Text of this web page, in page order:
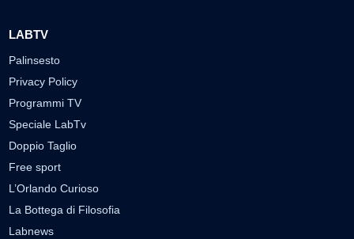
LABTV
Palinsesto
Privacy Policy
Programmi TV
Speciale LabTv
Doppio Taglio
Free sport
L’Orlando Curioso
La Bottega di Filosofia
Labnews